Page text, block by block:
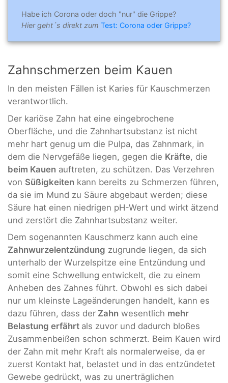
Habe ich Corona oder doch "nur" die Grippe?
Hier geht´s direkt zum Test: Corona oder Grippe?
Zahnschmerzen beim Kauen
In den meisten Fällen ist Karies für Kauschmerzen
verantwortlich.
Der kariöse Zahn hat eine eingebrochene
Oberfläche, und die Zahnhartsubstanz ist nicht
mehr hart genug um die Pulpa, das Zahnmark, in
dem die Nervgefäße liegen, gegen die Kräfte, die
beim Kauen auftreten, zu schützen. Das Verzehren
von Süßigkeiten kann bereits zu Schmerzen führen,
da sie im Mund zu Säure abgebaut werden; diese
Säure hat einen niedrigen pH-Wert und wirkt ätzend
und zerstört die Zahnhartsubstanz weiter.
Dem sogenannten Kauschmerz kann auch eine
Zahnwurzelentzündung zugrunde liegen, da sich
unterhalb der Wurzelspitze eine Entzündung und
somit eine Schwellung entwickelt, die zu einem
Anheben des Zahnes führt. Obwohl es sich dabei
nur um kleinste Lageänderungen handelt, kann es
dazu führen, dass der Zahn wesentlich mehr
Belastung erfährt als zuvor und dadurch bloßes
Zusammenbeißen schon schmerzt. Beim Kauen wird
der Zahn mit mehr Kraft als normalerweise, da er
zuerst Kontakt hat, belastet und in das entzündetet
Gewebe gedrückt, was zu unerträglichen